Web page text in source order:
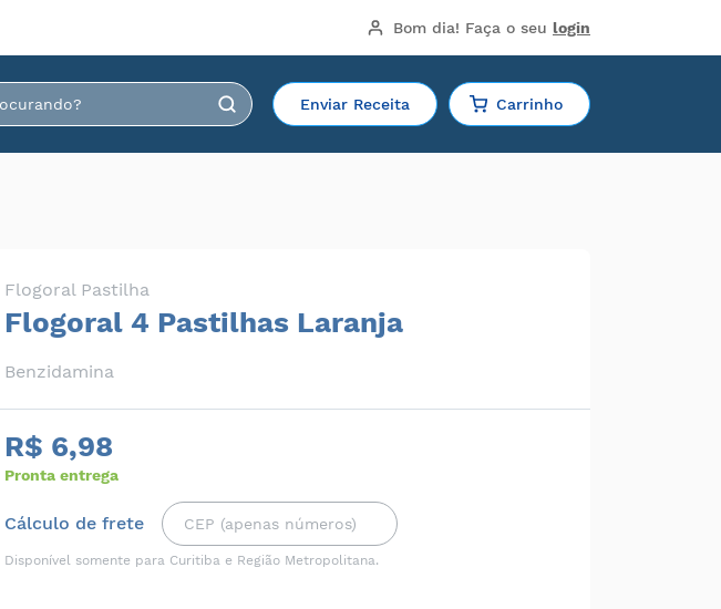
Bom dia! Faça o seu login
Enviar Receita Carrinho
Flogoral Pastilha
Flogoral 4 Pastilhas Laranja
Benzidamina
R$ 6,98
Pronta entrega
Cálculo de frete
Disponível somente para Curitiba e Região Metropolitana.